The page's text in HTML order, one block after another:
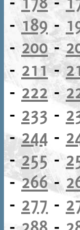
- 189 -
- 200-
- 211-
- 222 -
- 233 -
-244 -
-255-
-266-
- 277 -